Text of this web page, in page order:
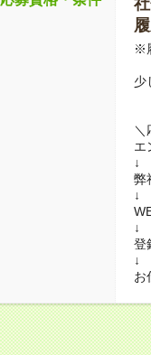
※
少
＼
エ
↓
弊
↓
↓
登
↓
お